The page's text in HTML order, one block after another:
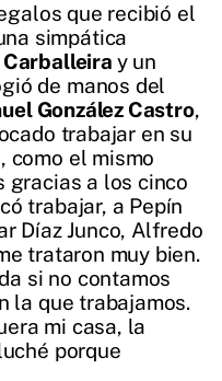
que recibió el
simpática
Carballeira y un
de manos del
González Castro,
trabajar en su
como el mismo
gracias a los cinco
trabajar, a Pepín
Díaz Junco, Alfredo
trataron muy bien.
si no contamos
la que trabajamos.
mi casa, la
porque